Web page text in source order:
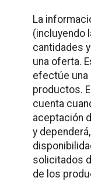
La
(incluyendo
cantidades
una oferta.
efectúe una
productos.
cuenta
aceptación
y
solicitados
de los